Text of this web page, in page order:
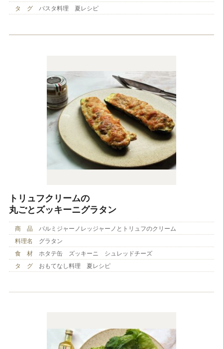
タ グ
パスタ料理 夏レシピ
トリュフクリームの
丸ごとズッキーニグラタン
商 品
パルミジャーノレッジャーノとトリュフのクリーム
料理名
グラタン
食 材
ホタテ缶 ズッキーニ シュレッドチーズ
タ グ
おもてなし料理 夏レシピ